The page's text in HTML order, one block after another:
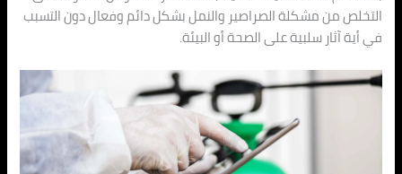
التخلص من مشكلة الصراصير والنمل بشكل دائم وفعال دون التسبب
في أية آثار سلبية على الصحة أو البيئة.